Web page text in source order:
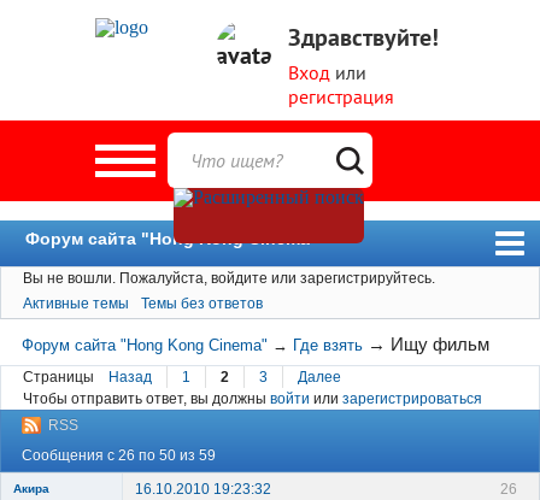
Здравствуйте!
Вход или
регистрация
Форум сайта "Hong Kong Cinema"
Форум
Новости
Пользователи
Поиск
Вы не вошли. Пожалуйста, войдите или зарегистрируйтесь.
Активные темы
Темы без ответов
Форум сайта "Hong Kong Cinema" → Где взять → Ищу фильм
Страницы Назад 1 2 3
Далее
Чтобы отправить ответ, вы должны войти или зарегистрироваться
RSS
Сообщения с 26 по 50 из 59
26
Акира 16.10.2010 19:23:32